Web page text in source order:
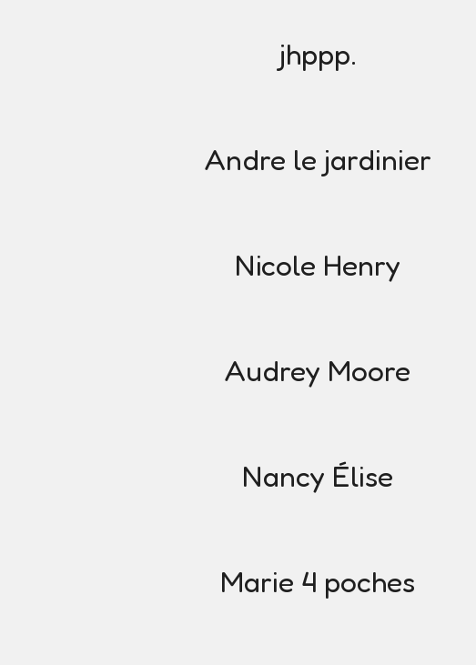
jhppp.
Andre le jardinier
Nicole Henry
Audrey Moore
Nancy Élise
Marie 4 poches